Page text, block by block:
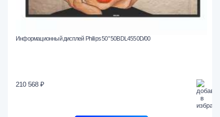
Информационный дисплей Philips 50" 50BDL4550D/00
210 568 ₽